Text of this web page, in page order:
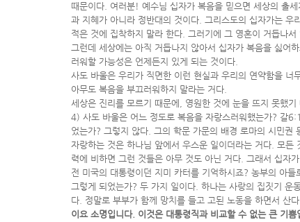
때문이다. 여러분! 예수님 십자가 복음을 믿으면 세상의 출
과 지혜가 아니라 정반대의 것이다. 그리스도의 십자가는
적은 것에 집착하지 말라 한다. 그러기에 그 영혼이 거듭나
그런데 세상에는 아직 거듭나지 않아서 십자가 복음을 싫어
러워할 가능성은 언제든지 있게 되는 것이다.
사도 바울은 우리가 직면한 이런 현실과 우리의 연약함을 너
아무도 복음을 부끄러워하지 말라는 거다.
세상은 진리를 모르기 때문에, 영원한 것에 눈을 뜨지 못했
4) 사도 바울은 어느 정도로 복음을 자랑스러워했는가? 갈
었는가? 그렇지 않다. 그의 학문 가문의 배경 로마의 시민
자랑하는 것은 하나님 앞에서 우스운 일이더라는 거다. 모
력에 비하면 그런 것들은 아무 것도 아닌 거다. 그래서 십자
전 미국의 대통령이던 지미 카터를 기억하시죠? 농부의 아
그렇게 되었는가? 두 가지 일이다. 하나는 사랑의 집짓기 운
다. 정말로 부부가 함께 망치를 들고 고된 노동을 하면서 산
이요 소명입니다. 이것은 대통령직과 비교할 수 없는 큰 기